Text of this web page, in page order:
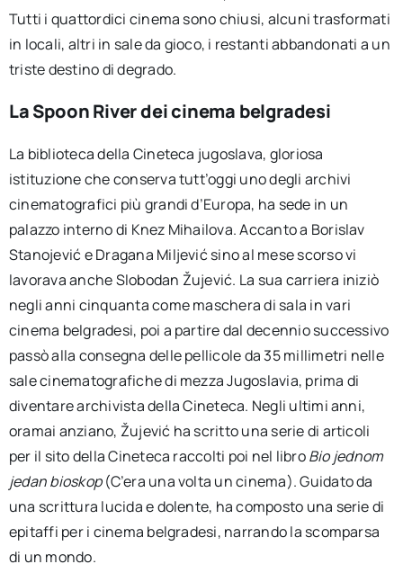
Tutti i quattordici cinema sono chiusi, alcuni trasformati
in locali, altri in sale da gioco, i restanti abbandonati a un
triste destino di degrado.
La Spoon River dei cinema belgradesi
La biblioteca della Cineteca jugoslava, gloriosa
istituzione che conserva tutt’oggi uno degli archivi
cinematografici più grandi d’Europa, ha sede in un
palazzo interno di Knez Mihailova. Accanto a Borislav
Stanojević e Dragana Miljević sino al mese scorso vi
lavorava anche Slobodan Žujević. La sua carriera iniziò
negli anni cinquanta come maschera di sala in vari
cinema belgradesi, poi a partire dal decennio successivo
passò alla consegna delle pellicole da 35 millimetri nelle
sale cinematografiche di mezza Jugoslavia, prima di
diventare archivista della Cineteca. Negli ultimi anni,
oramai anziano, Žujević ha scritto una serie di articoli
per il sito della Cineteca raccolti poi nel libroBio jednom
jedan bioskop(C’era una volta un cinema). Guidato da
una scrittura lucida e dolente, ha composto una serie di
epitaffi per i cinema belgradesi, narrando la scomparsa
di un mondo.